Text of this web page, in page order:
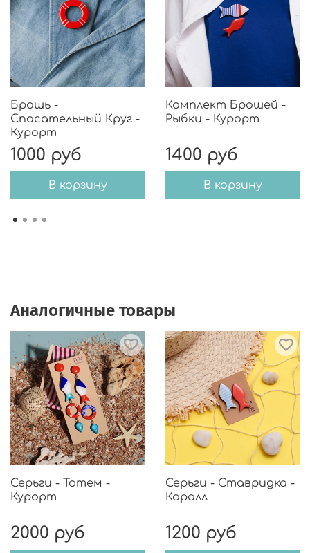
Брошь -
Спасательный Круг -
Курорт
1000 руб
В корзину
Комплект Брошей -
Рыбки - Курорт
1400 руб
В корзину
Аналогичные товары
Серьги - Тотем -
Курорт
2000 руб
Серьги - Ставридка -
Коралл
1200 руб